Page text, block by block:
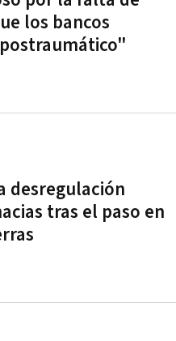
los bancos
desregulación
tras el paso en